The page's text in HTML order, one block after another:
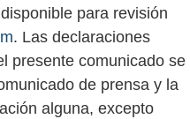
para revisión
. Las declaraciones
presente comunicado se
de prensa y la
alguna, excepto